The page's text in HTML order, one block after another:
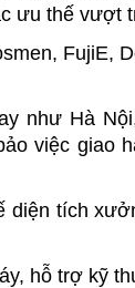
ưu thế vượt
FujiE,
như Hà
việc giao
tích
hỗ trợ kỹ